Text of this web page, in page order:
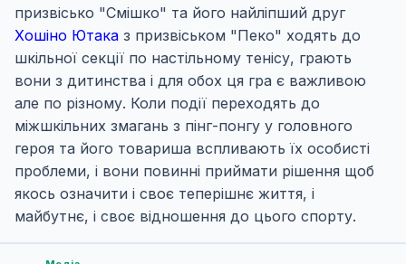
призвісько "Смішко" та його найліпший друг
Хошіно Ютака з призвіськом "Пеко" ходять до
шкільної секції по настільному тенісу, грають
вони з дитинства і для обох ця гра є важливою
але по різному. Коли події переходять до
міжшкільних змагань з пінг-понгу у головного
героя та його товариша вспливають їх особисті
проблеми, і вони повинні приймати рішення щоб
якось означити і своє теперішнє життя, і
майбутнє, і своє відношення до цього спорту.